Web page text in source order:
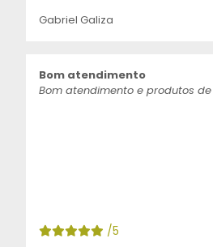
Gabriel Galiza
Bom atendimento
Bom atendimento e produtos
/5